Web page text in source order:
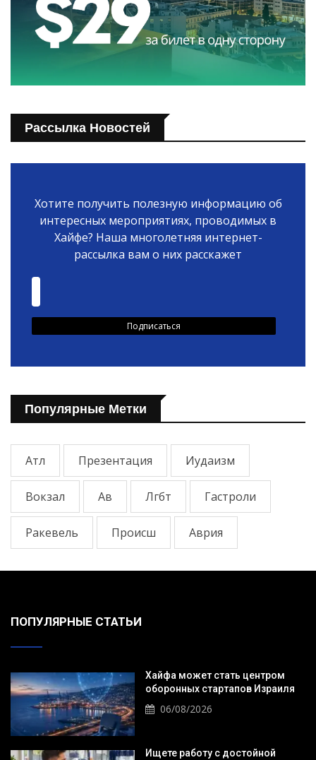
Рассылка Новостей
Хотите получить полезную информацию об
интересных мероприятиях, проводимых в
Хайфе? Наша многолетняя интернет-
рассылка вам о них расскажет
Популярные Метки
Атл Презентация Иудаизм
Вокзал Ав Лгбт Гастроли
Ракевель Происш Аврия
ПОПУЛЯРНЫЕ СТАТЬИ
Хайфа может стать центром
оборонных стартапов Израиля
06/08/2026
Ищете работу с достойной